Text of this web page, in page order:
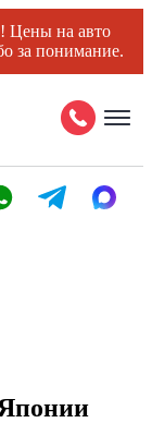
Цены на авто
за понимание.